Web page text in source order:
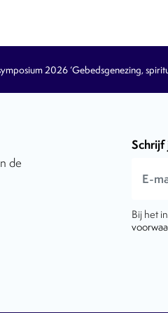
2026 ‘Gebedsgenezing,
de
Schrijf
Bij het